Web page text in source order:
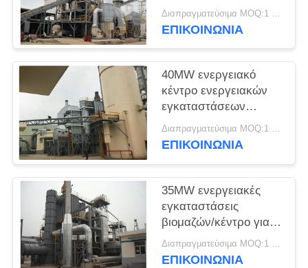
25 MW/λέβητας
θερμότητας των
Διαπραγματεύσιμα MOQ:1 ομάδα
ΕΠΙΚΟΙΝΩΝΊΑ
40MW ενεργειακό
κέντρο ενεργειακών
εγκαταστάσεων
βιομαζών για την
ξύλινη γραμμή
Διαπραγματεύσιμα MOQ:1 ομάδα
ΕΠΙΚΟΙΝΩΝΊΑ
35MW ενεργειακές
εγκαταστάσεις
βιομαζών/κέντρο για
την ξύλινη γραμμή
παραγωγής επιτροπής
Διαπραγματεύσιμα MOQ:1 ομάδα
ΕΠΙΚΟΙΝΩΝΊΑ